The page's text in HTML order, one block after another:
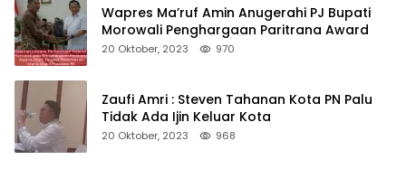
Wapres Ma’ruf Amin Anugerahi PJ Bupati
Morowali Penghargaan Paritrana Award
20 Oktober, 2023 970
Zaufi Amri : Steven Tahanan Kota PN Palu
Tidak Ada Ijin Keluar Kota
20 Oktober, 2023 968